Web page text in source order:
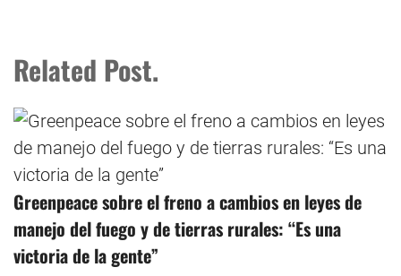
Related Post.
Greenpeace sobre el freno a cambios en leyes de
manejo del fuego y de tierras rurales: “Es una
victoria de la gente”